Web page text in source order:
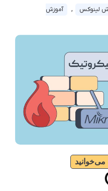
لینوکس ,
آموزش
می‌خوانید